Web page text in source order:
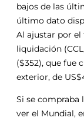
bajos de las
último dato
Al ajustar por
liquidación
($352), que fue
exterior, de
Si se compraba
ver el Mundial,